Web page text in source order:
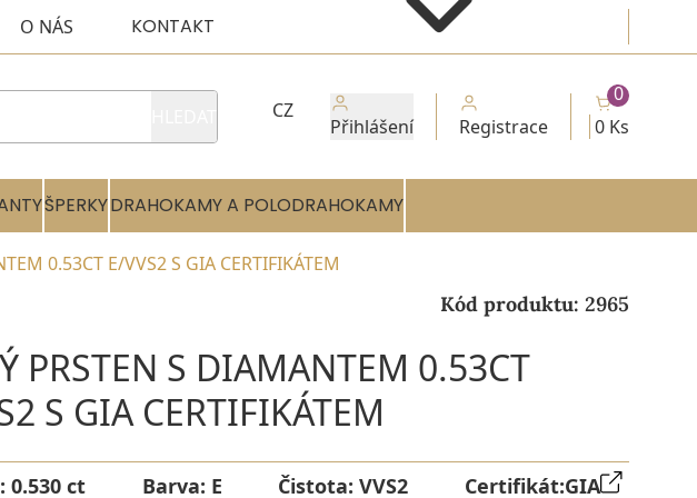
O NÁS KONTAKT
CZ
Přihlášení Registrace 0 Ks
0
ŠPERKYDRAHOKAMY A POLODRAHOKAMY
0.53CT E/VVS2 S GIA CERTIFIKÁTEM
Kód produktu: 2965
PRSTEN S DIAMANTEM 0.53CT
S GIA CERTIFIKÁTEM
0.530 ct Barva: E Čistota:VVS2 Certifikát:GIA